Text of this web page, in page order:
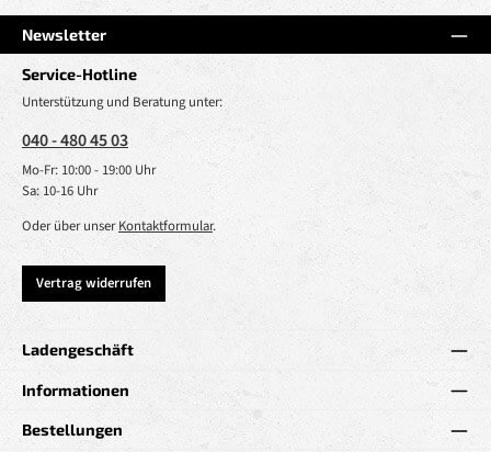
Newsletter
Service-Hotline
Unterstützung und Beratung unter:
040 - 480 45 03
Mo-Fr: 10:00 - 19:00 Uhr
Sa: 10-16 Uhr
Oder über unserKontaktformular.
Vertrag widerrufen
Ladengeschäft
Informationen
Bestellungen